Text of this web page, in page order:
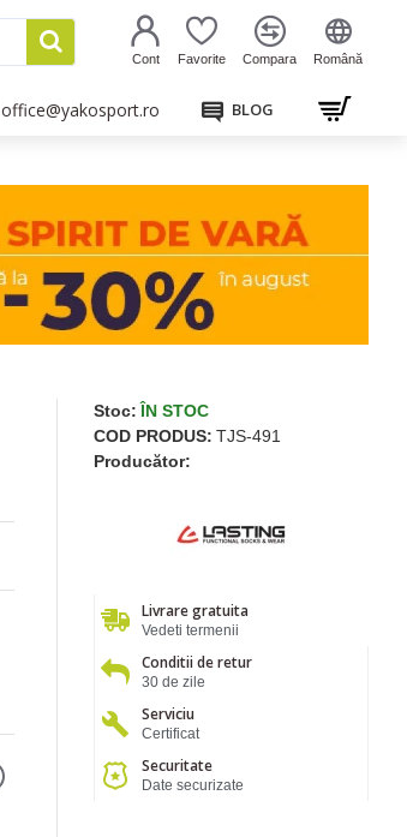
Cont Favorite Compara Română
office@yakosport.ro BLOG
Stoc: ÎN STOC
COD PRODUS: TJS-491
Producător:
Livrare gratuita
Vedeti termenii
Conditii de retur
30 de zile
Serviciu
Certificat
Securitate
Date securizate